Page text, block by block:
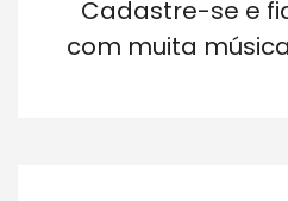
Cadastre-se e
com muita